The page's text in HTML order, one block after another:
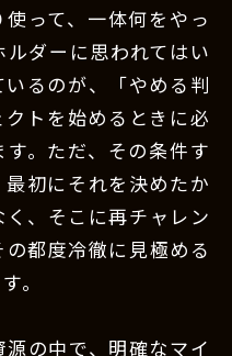
って、一体何をやっ
ダーに思われてはい
るのが、「やめる判
トを始めるときに必
。ただ、その条件す
初にそれを決めたか
、そこに再チャレン
都度冷徹に見極める
。
の中で、明確なマイ